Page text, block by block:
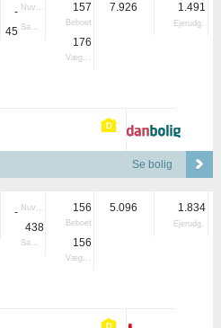
- Nuvær.
45 Samlet
157
Beboet
176
Vægtet
7.926 1.491
Ejerudg.
Se bolig
- Nuvær.
438
Samlet
156
Beboet
156
Vægtet
5.096 1.834
Ejerudg.